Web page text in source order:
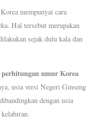
mempunyai cara
Hal tersebut merupakan
sejak dulu kala dan
perhitungan umur Korea
usia versi Negeri Ginseng
dengan usia